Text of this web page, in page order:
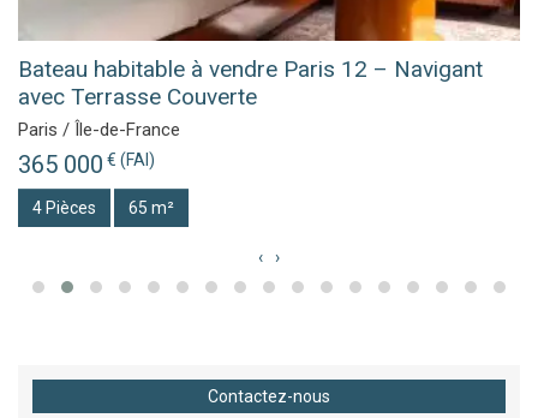
Bateau habitable à vendre Paris 12 – Navigant
avec Terrasse Couverte
Paris / Île-de-France
365 000 € (FAI)
4 Pièces 65 m²
‹ ›
Contactez-nous